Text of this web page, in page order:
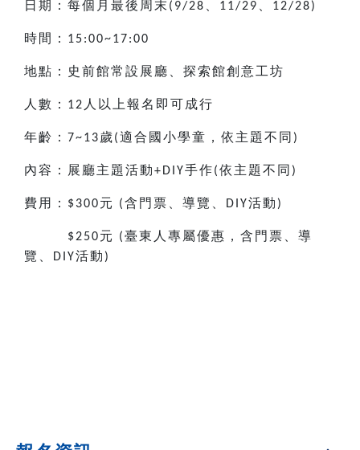
日期：每個月最後周末 (9/28 11/29 12/28)
時間： 15:00~17:00
地點：史前館常設展廳、探索館創意工坊
人數： 12 人以上報名即可成行
年齡： 7~13歲(適合國小學童，依主題不同 )
內容：展廳主題活動+DIY手作(依主題不同 )
費用： $300元 (含門票、導覽、 DIY活動 )
$250元 (臺東人專屬優惠，含門票、導
覽、 DIY活動 )